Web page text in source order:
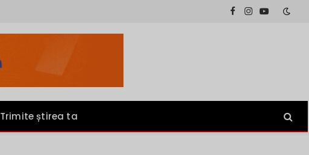
Facebook
InstagramYouTube
Trimite știrea ta